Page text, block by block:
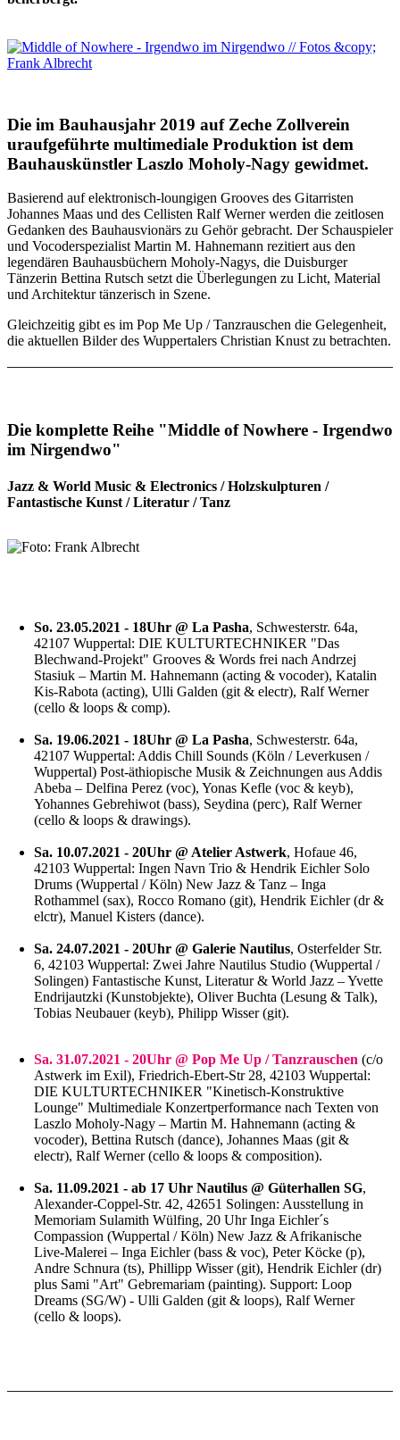
Die im Bauhausjahr 2019 auf Zeche Zollverein
uraufgeführte multimediale Produktion ist dem
Bauhauskünstler Laszlo Moholy-Nagy gewidmet.
Basierend auf elektronisch-loungigen Grooves des Gitarristen
Johannes Maas und des Cellisten Ralf Werner werden die zeitlosen
Gedanken des Bauhausvionärs zu Gehör gebracht. Der Schauspieler
und Vocoderspezialist Martin M. Hahnemann rezitiert aus den
legendären Bauhausbüchern Moholy-Nagys, die Duisburger
Tänzerin Bettina Rutsch setzt die Überlegungen zu Licht, Material
und Architektur tänzerisch in Szene.
Gleichzeitig gibt es im Pop Me Up / Tanzrauschen die Gelegenheit,
die aktuellen Bilder des Wuppertalers Christian Knust zu betrachten.
Die komplette Reihe "Middle of Nowhere - Irgendwo
im Nirgendwo"
Jazz & World Music & Electronics / Holzskulpturen /
Fantastische Kunst / Literatur / Tanz
So. 23.05.2021 - 18Uhr @ La Pasha, Schwesterstr. 64a,
42107 Wuppertal: DIE KULTURTECHNIKER "Das
Blechwand-Projekt" Grooves & Words frei nach Andrzej
Stasiuk – Martin M. Hahnemann (acting & vocoder), Katalin
Kis-Rabota (acting), Ulli Galden (git & electr), Ralf Werner
(cello & loops & comp).
Sa. 19.06.2021 - 18Uhr @ La Pasha, Schwesterstr. 64a,
42107 Wuppertal: Addis Chill Sounds (Köln / Leverkusen /
Wuppertal) Post-äthiopische Musik & Zeichnungen aus Addis
Abeba – Delfina Perez (voc), Yonas Kefle (voc & keyb),
Yohannes Gebrehiwot (bass), Seydina (perc), Ralf Werner
(cello & loops & drawings).
Sa. 10.07.2021 - 20Uhr @ Atelier Astwerk, Hofaue 46,
42103 Wuppertal: Ingen Navn Trio & Hendrik Eichler Solo
Drums (Wuppertal / Köln) New Jazz & Tanz – Inga
Rothammel (sax), Rocco Romano (git), Hendrik Eichler (dr &
elctr), Manuel Kisters (dance).
Sa. 24.07.2021 - 20Uhr @ Galerie Nautilus, Osterfelder Str.
6, 42103 Wuppertal: Zwei Jahre Nautilus Studio (Wuppertal /
Solingen) Fantastische Kunst, Literatur & World Jazz – Yvette
Endrijautzki (Kunstobjekte), Oliver Buchta (Lesung & Talk),
Tobias Neubauer (keyb), Philipp Wisser (git).
Sa. 31.07.2021 - 20Uhr @ Pop Me Up / Tanzrauschen (c/o
Astwerk im Exil), Friedrich-Ebert-Str 28, 42103 Wuppertal:
DIE KULTURTECHNIKER "Kinetisch-Konstruktive
Lounge" Multimediale Konzertperformance nach Texten von
Laszlo Moholy-Nagy – Martin M. Hahnemann (acting &
vocoder), Bettina Rutsch (dance), Johannes Maas (git &
electr), Ralf Werner (cello & loops & composition).
Sa. 11.09.2021 - ab 17 Uhr Nautilus @ Güterhallen SG,
Alexander-Coppel-Str. 42, 42651 Solingen: Ausstellung in
Memoriam Sulamith Wülfing, 20 Uhr Inga Eichler´s
Compassion (Wuppertal / Köln) New Jazz & Afrikanische
Live-Malerei – Inga Eichler (bass & voc), Peter Köcke (p),
Andre Schnura (ts), Phillipp Wisser (git), Hendrik Eichler (dr)
plus Sami "Art" Gebremariam (painting). Support: Loop
Dreams (SG/W) - Ulli Galden (git & loops), Ralf Werner
(cello & loops).